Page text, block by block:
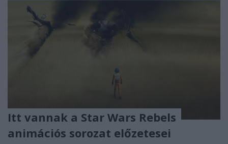
Itt vannak a Star Wars Rebels
animációs sorozat előzetesei